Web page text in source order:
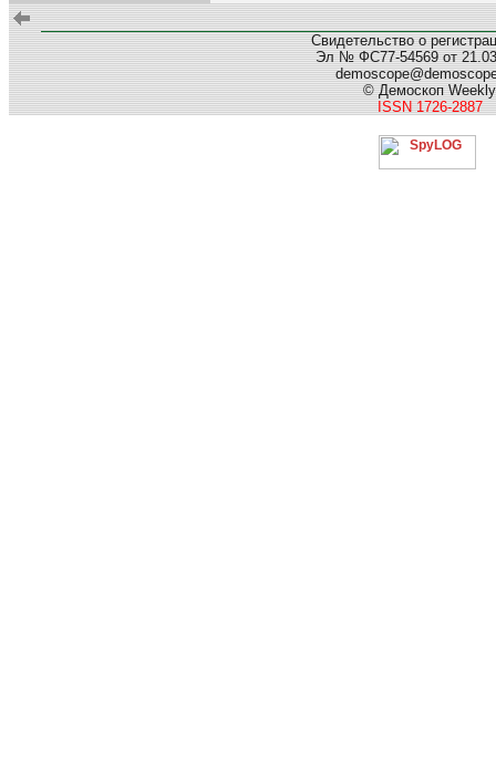
Свидетельство о
Эл № ФС77-54569 от
© Демоскоп Weekly
ISSN 1726-2887